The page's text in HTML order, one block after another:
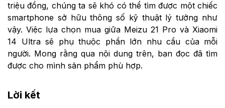
triệu đồng, chúng ta sẽ khó có thể tìm được một chiếc
smartphone sở hữu thông số kỹ thuật lý tưởng như
vậy. Việc lựa chọn mua giữa Meizu 21 Pro và Xiaomi
14 Ultra sẽ phụ thuộc phần lớn nhu cầu của mỗi
người. Mong rằng qua nội dung trên, bạn đọc đã tìm
được cho mình sản phẩm phù hợp.
Lời kết